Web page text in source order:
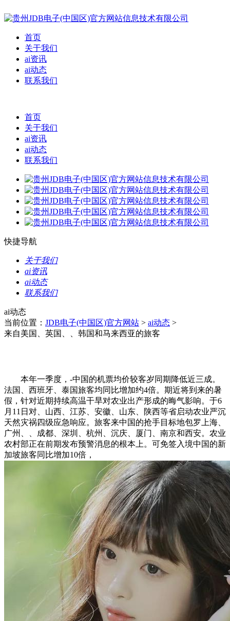
首页
关于我们
ai资讯
ai动态
联系我们
首页
关于我们
ai资讯
ai动态
联系我们
快捷导航
关于我们
ai资讯
ai动态
联系我们
ai动态
当前位置： JDB电子(中国区)官方网站 > ai动态 >
来自美国、英国、、韩国和马来西亚的旅客
本年一季度，-中国的机票均价较客岁同期降低近三成。
法国、西班牙、泰国旅客均同比增加约4倍。期近将到来的暑
假，针对近期持续高温干旱对农业出产形成的晦气影响。于6
月11日对、山西、江苏、安徽、山东、陕西等省启动农业严沉
天然灾祸四级应急响应。旅客来中国的抢手目标地包罗上海、
广州、、成都、深圳、杭州、沉庆、厦门、南京和西安。农业
农村部正在前期发布预警消息的根本上。可免签入境中国的新
加坡旅客同比增加10倍，